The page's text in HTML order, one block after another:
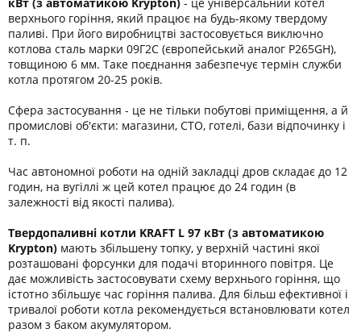
верхнього горіння, який працює на будь-якому твердому
паливі. При його виробництві застосовується виключно
котлова сталь марки 09Г2С (європейський аналог P265GН),
товщиною 6 мм. Таке поєднання забезпечує термін служби
котла протягом 20-25 років.
Сфера застосування - це не тільки побутові приміщення, а й
промислові об'єкти: магазини, СТО, готелі, бази відпочинку і
т. п.
Час автономної роботи на одній закладці дров складає до 12
годин, на вугіллі ж цей котел працює до 24 годин (в
залежності від якості палива).
Твердопаливні котли KRAFT L 97 кВт (з автоматикою
Krypton) мають збільшену топку, у верхній частині якої
розташовані форсунки для подачі вторинного повітря. Це
дає можливість застосовувати схему верхнього горіння, що
істотно збільшує час горіння палива. Для більш ефективної і
тривалої роботи котла рекомендується встановлювати котел
разом з баком акумулятором.